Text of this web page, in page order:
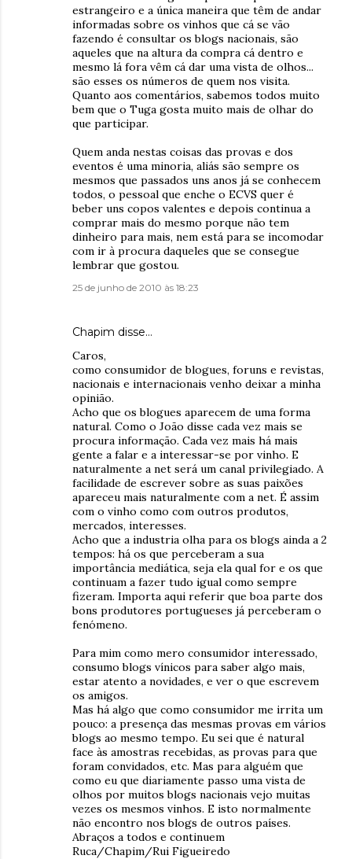
estrangeiro e a única maneira que têm de andar
informadas sobre os vinhos que cá se vão
fazendo é consultar os blogs nacionais, são
aqueles que na altura da compra cá dentro e
mesmo lá fora vêm cá dar uma vista de olhos...
são esses os números de quem nos visita.
Quanto aos comentários, sabemos todos muito
bem que o Tuga gosta muito mais de olhar do
que participar.
Quem anda nestas coisas das provas e dos
eventos é uma minoria, aliás são sempre os
mesmos que passados uns anos já se conhecem
todos, o pessoal que enche o ECVS quer é
beber uns copos valentes e depois continua a
comprar mais do mesmo porque não tem
dinheiro para mais, nem está para se incomodar
com ir à procura daqueles que se consegue
lembrar que gostou.
25 de junho de 2010 às 18:23
Chapim disse…
Caros,
como consumidor de blogues, foruns e revistas,
nacionais e internacionais venho deixar a minha
opinião.
Acho que os blogues aparecem de uma forma
natural. Como o João disse cada vez mais se
procura informação. Cada vez mais há mais
gente a falar e a interessar-se por vinho. E
naturalmente a net será um canal privilegiado. A
facilidade de escrever sobre as suas paixões
apareceu mais naturalmente com a net. É assim
com o vinho como com outros produtos,
mercados, interesses.
Acho que a industria olha para os blogs ainda a 2
tempos: há os que perceberam a sua
importância mediática, seja ela qual for e os que
continuam a fazer tudo igual como sempre
fizeram. Importa aqui referir que boa parte dos
bons produtores portugueses já perceberam o
fenómeno.
Para mim como mero consumidor interessado,
consumo blogs vínicos para saber algo mais,
estar atento a novidades, e ver o que escrevem
os amigos.
Mas há algo que como consumidor me irrita um
pouco: a presença das mesmas provas em vários
blogs ao mesmo tempo. Eu sei que é natural
face às amostras recebidas, as provas para que
foram convidados, etc. Mas para alguém que
como eu que diariamente passo uma vista de
olhos por muitos blogs nacionais vejo muitas
vezes os mesmos vinhos. E isto normalmente
não encontro nos blogs de outros países.
Abraços a todos e continuem
Ruca/Chapim/Rui Figueiredo